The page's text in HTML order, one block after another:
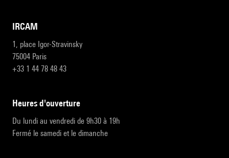
IRCAM
1, place Igor-Stravinsky
75004 Paris
+33 1 44 78 48 43
heures d'ouverture
Du lundi au vendredi de 9h30 à 19h
Fermé le samedi et le dimanche